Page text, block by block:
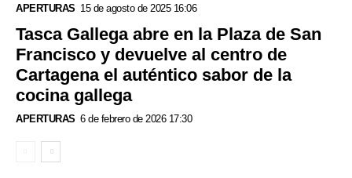
APERTURAS 15 de agosto de 2025 16:06
Tasca Gallega abre en la Plaza de San
Francisco y devuelve al centro de
Cartagena el auténtico sabor de la
cocina gallega
APERTURAS 6 de febrero de 2026 17:30